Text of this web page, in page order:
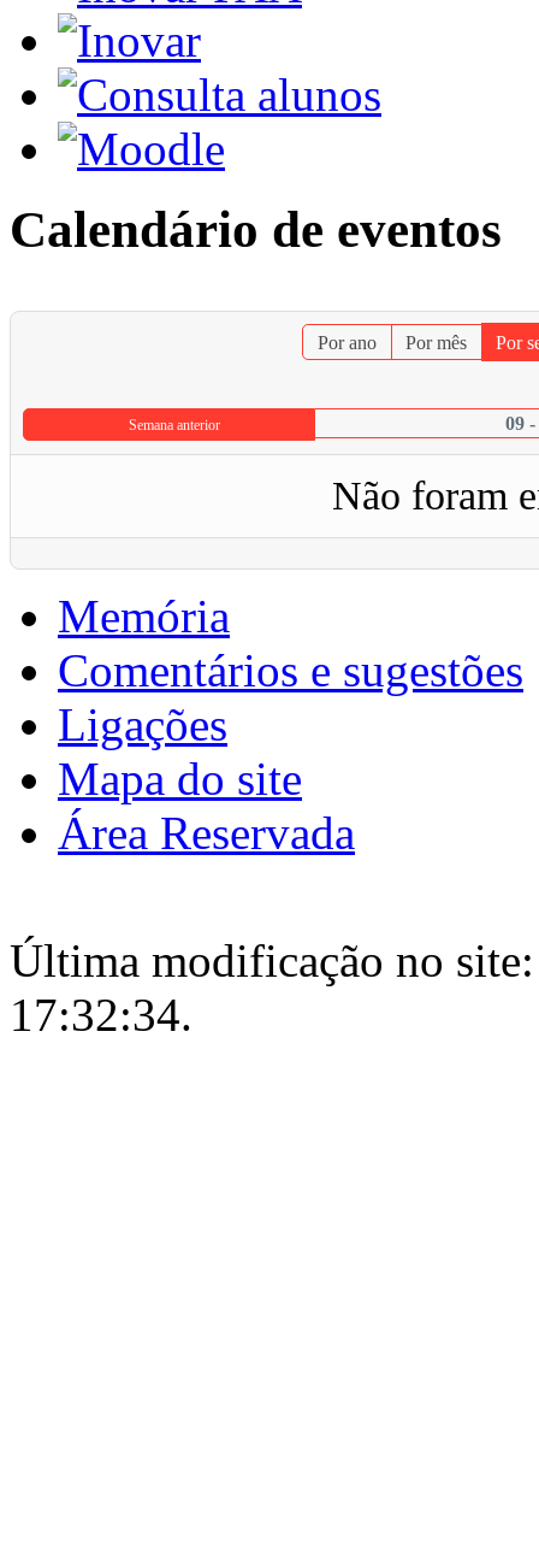
Calendário de eventos
Por ano Por mês Por
Semana anterior 09
Não foram
Memória
Comentários e sugestões
Ligações
Mapa do site
Área Reservada
Última modificação no
17:32:34.